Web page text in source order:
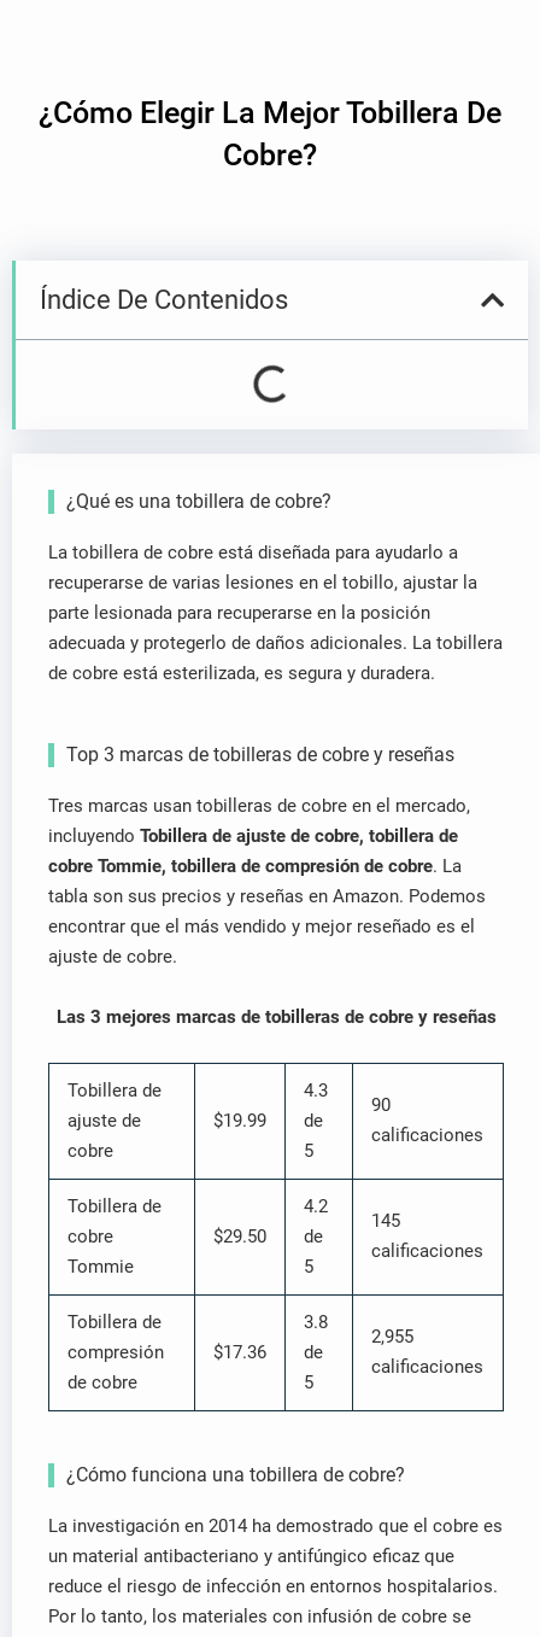
r
a
¿Cómo Elegir La Mejor Tobillera De
Cobre?
Índice De Contenidos
¿Qué es una tobillera de cobre?
La tobillera de cobre está diseñada para ayudarlo a
recuperarse de varias lesiones en el tobillo, ajustar la
parte lesionada para recuperarse en la posición
adecuada y protegerlo de daños adicionales. La tobillera
de cobre está esterilizada, es segura y duradera.
Top 3 marcas de tobilleras de cobre y reseñas
Tres marcas usan tobilleras de cobre en el mercado,
incluyendo Tobillera de ajuste de cobre, tobillera de
cobre Tommie, tobillera de compresión de cobre. La
tabla son sus precios y reseñas en Amazon. Podemos
encontrar que el más vendido y mejor reseñado es el
ajuste de cobre.
Las 3 mejores marcas de tobilleras de cobre y reseñas
Tobillera de
ajuste de
cobre
$19.99
4.3
de
5
90
calificaciones
Tobillera de
cobre
Tommie
$29.50
4.2
de
5
145
calificaciones
Tobillera de
compresión
de cobre
$17.36
3.8
de
5
2,955
calificaciones
¿Cómo funciona una tobillera de cobre?
La investigación en 2014 ha demostrado que el cobre es
un material antibacteriano y antifúngico eficaz que
reduce el riesgo de infección en entornos hospitalarios.
Por lo tanto, los materiales con infusión de cobre se